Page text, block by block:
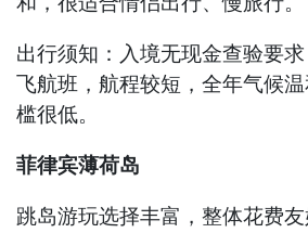
出行须知：入境无现金查验要
飞航班，航程较短，全年气候
槛很低。
菲律宾薄荷岛
跳岛游玩选择丰富，整体花费